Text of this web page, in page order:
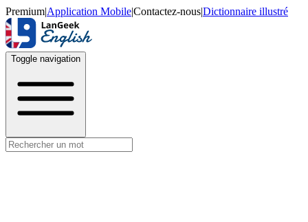
Premium|Application Mobile|Contactez-nous|Dictionnaire illustré
Toggle navigation